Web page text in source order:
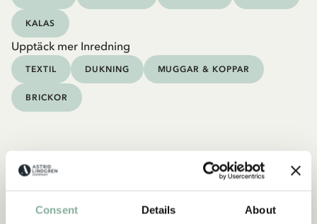
Consent Details About
KALAS
Upptäck mer Inredning
TEXTIL DUKNING MUGGAR & KOPPAR
BRICKOR